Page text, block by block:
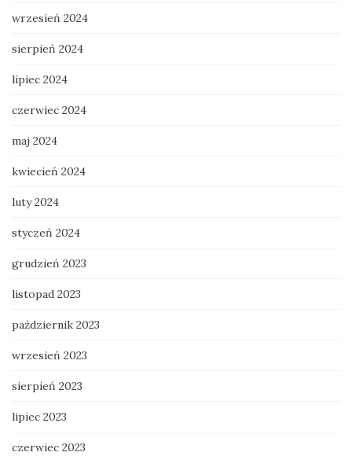
wrzesień 2024
sierpień 2024
lipiec 2024
czerwiec 2024
maj 2024
kwiecień 2024
luty 2024
styczeń 2024
grudzień 2023
listopad 2023
październik 2023
wrzesień 2023
sierpień 2023
lipiec 2023
czerwiec 2023